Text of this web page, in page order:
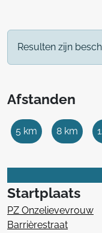
Resulten zijn
Afstanden
5 km 8 km
Startplaats
PZ Onzelievevrouw
Barrièrestraat